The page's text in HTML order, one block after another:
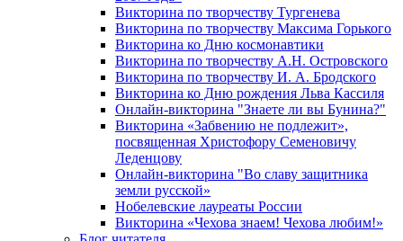
Викторина по творчеству Тургенева
Викторина по творчеству Максима Горького
Викторина ко Дню космонавтики
Викторина по творчеству А.Н. Островского
Викторина по творчеству И. А. Бродского
Викторина ко Дню рождения Льва Кассиля
Онлайн-викторина "Знаете ли вы Бунина?"
Викторина «Забвению не подлежит»,
посвященная Христофору Семеновичу
Леденцову
Онлайн-викторина "Во славу защитника
земли русской»
Нобелевские лауреаты России
Викторина «Чехова знаем! Чехова любим!»